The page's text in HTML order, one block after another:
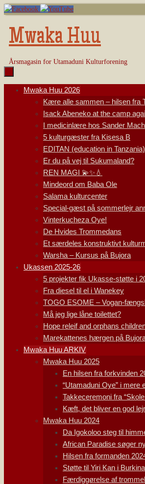
Skip
content
Mwaka Huu
Årsmagasin for Utamaduni Kulturforening
Mwaka Huu 2026
Kære alle sammen – hilsen fra
Isack Abeneko at the camp
I medicinlære hos Sander
5 kulturgæster fra Kisesa B
EDITAN (education in Tanzania)
Er du på vej til Sukumaland?
REN MAGI 💫✨💧
Mindeord om Baba Ole
Salama kulturcenter
Special-gæst på sommerlejr
Vinterkucheza Oye!
De Hvides Trommedans
Et særdeles konstruktivt
Warsha – Kursus på Bujora
Ukassen 2025-26
5 projekter fik Ukasse-støtte i
Fra diesel til el i Wanekey
TOGO ESOME – Vogan-
Må jeg lige låne toilettet?
Hope releif and orphans
Marekattenes hærgen på
Mwaka Huu ARKIV
Mwaka Huu 2025
En hilsen fra forkvinden
“Utamaduni Oye” i mere
Takkeceremoni fra “Skole
Kæft, det bliver en god
Mwaka Huu 2024
Da Igokoloo steg til
African Paradise søger
Hilsen fra formanden
Støtte til Yiri Kan i
Færdiggørelse af